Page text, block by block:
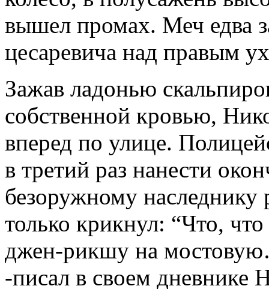
вышел промах. Меч едва
цесаревича над правым
Зажав ладонью
собственной кровью,
вперед по улице.
в третий раз нанести
безоружному наследнику
только крикнул: “Что,
джен-рикшу на
-писал в своем дневнике